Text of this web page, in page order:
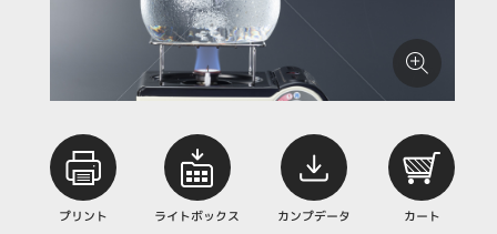
プリント ライトボックス カンプデータ カート